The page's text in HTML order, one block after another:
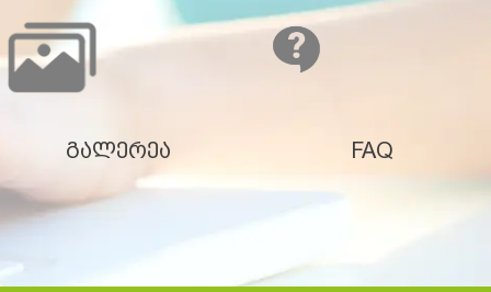
გალერეა FAQ